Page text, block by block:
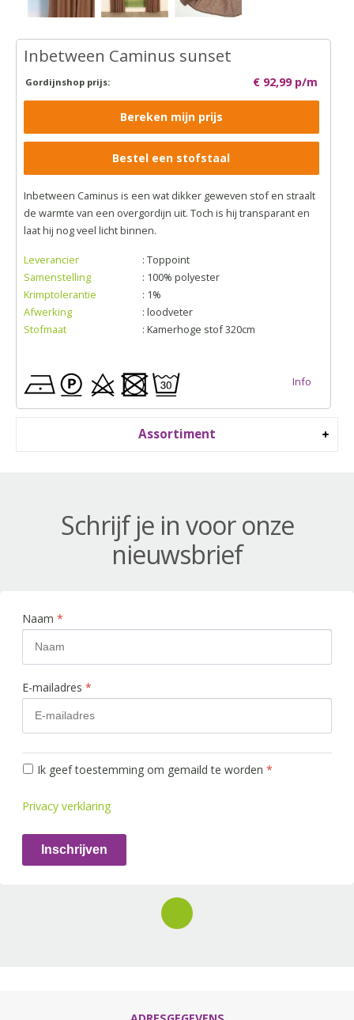
Assortiment
Inbetween Caminus sunset
Gordijnshop prijs: € 92,99 p/m
Bereken mijn prijs
Bestel een stofstaal
Inbetween Caminus is een wat dikker geweven stof en straalt
de warmte van een overgordijn uit. Toch is hij transparant en
laat hij nog veel licht binnen.
Leverancier
: Toppoint
Samenstelling
: 100% polyester
Krimptolerantie
: 1%
Afwerking
: loodveter
Stofmaat
: Kamerhoge stof 320cm
Info
Schrijf je in voor onze
nieuwsbrief
Naam *
E-mailadres *
Ik geef toestemming om gemaild te worden *
Privacy verklaring
Inschrijven